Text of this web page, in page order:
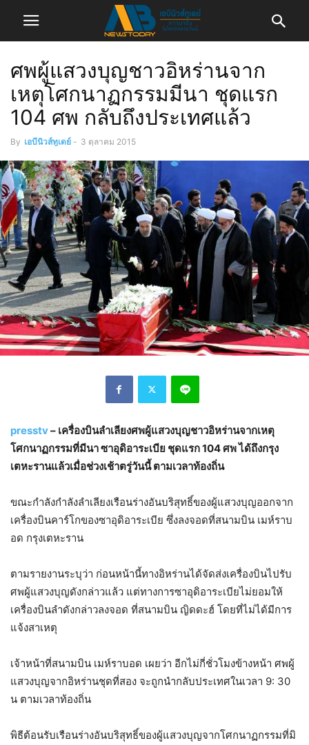
ศพผู้แสวงบุญชาวอิหร่านจาก
เหตุโศกนาฏกรรมมีนา ชุดแรก
104 ศพ กลับถึงประเทศแล้ว
By เอบีนิวส์ทูเดย์ - 3 ตุลาคม 2015
presstv– เครื่องบินลำเลียงศพผู้แสวงบุญชาวอิหร่านจากเหตุ
โศกนาฏกรรมที่มีนา ซาอุดิอาระเบีย ชุดแรก 104 ศพ ได้ถึงกรุง
เตหะรานแล้วเมื่อช่วงเช้าตรู่วันนี้ ตามเวลาท้องถิ่น
ขณะกำลังกำลังลำเลียงเรือนร่างอันบริสุทธิ์ของผู้แสวงบุญออกจาก
เครื่องบินคาร์โกของซาอุดิอาระเบีย ซึ่งลงจอดที่สนามบิน เมห์ราบ
อด กรุงเตหะราน
ตามรายงานระบุว่า ก่อนหน้านี้ทางอิหร่านได้จัดส่งเครื่องบินไปรับ
ศพผู้แสวงบุญดังกล่าวแล้ว แต่ทางการซาอุดิอาระเบียไม่ยอมให้
เครื่องบินลำดังกล่าวลงจอด ที่สนามบิน ญิดดะฮ์ โดยที่ไม่ได้มีการ
แจ้งสาเหตุ
เจ้าหน้าที่สนามบิน เมห์ราบอด เผยว่า อีกไม่กี่ชั่วโมงข้างหน้า ศพผู้
แสวงบุญจากอิหร่านชุดที่สอง จะถูกนำกลับประเทศในเวลา 9: 30
น ตามเวลาท้องถิ่น
พิธีต้อนรับเรือนร่างอันบริสุทธิ์ของผู้แสวงบุญจากโศกนาฏกรรมที่มิ